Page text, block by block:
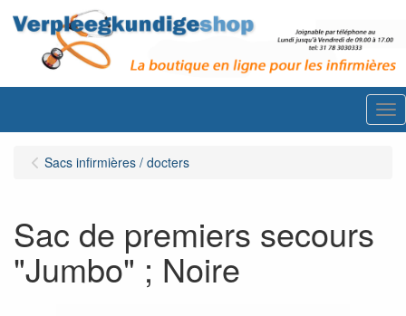
Sacs infirmières / docters
Sac de premiers secours
"Jumbo" ; Noire